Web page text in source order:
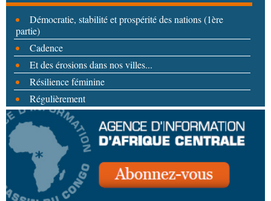
Démocratie, stabilité et prospérité des nations (1ère
partie)
Cadence
Et des érosions dans nos villes...
Résilience féminine
Régulièrement